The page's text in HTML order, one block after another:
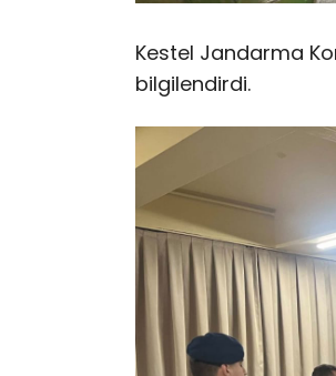
Kestel Jandarma
bilgilendirdi.